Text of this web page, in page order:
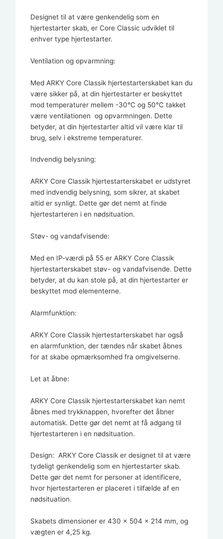
Designet til at være genkendelig som en
hjertestarter skab, er Core Classic udviklet til
enhver type hjertestarter.
Ventilation og opvarmning:
Med ARKY Core Classik hjertestarterskabet kan du
være sikker på, at din hjertestarter er beskyttet
mod temperaturer mellem -30°C og 50°C takket
være ventilationen og opvarmningen. Dette
betyder, at din hjertestarter altid vil være klar til
brug, selv i ekstreme temperaturer.
Indvendig belysning:
ARKY Core Classik hjertestarterskabet er udstyret
med indvendig belysning, som sikrer, at skabet
altid er synligt. Dette gør det nemt at finde
hjertestarteren i en nødsituation.
Støv- og vandafvisende:
Med en IP-værdi på 55 er ARKY Core Classik
hjertestarterskabet støv- og vandafvisende. Dette
betyder, at du kan stole på, at din hjertestarter er
beskyttet mod elementerne.
Alarmfunktion:
ARKY Core Classik hjertestarterskabet har også
en alarmfunktion, der tændes når skabet åbnes
for at skabe opmærksomhed fra omgivelserne.
Let at åbne:
ARKY Core Classik hjertestarterskabet kan nemt
åbnes med trykknappen, hvorefter det åbner
automatisk. Dette gør det nemt at få adgang til
hjertestarteren i en nødsituation.
Design: ARKY Core Classik er designet til at være
tydeligt genkendelig som en hjertestarter skab.
Dette gør det nemt for personer at identificere,
hvor hjertestarteren er placeret i tilfælde af en
nødsituation.
Skabets dimensioner er 430 x 504 x 214 mm, og
vægten er 4,25 kg.